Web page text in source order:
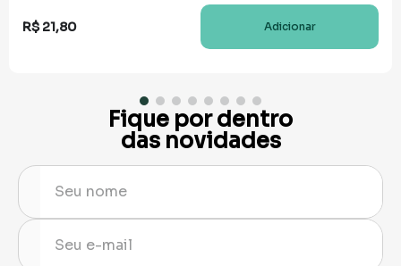
R$ 21,80 Adicionar
Fique por dentro
das novidades